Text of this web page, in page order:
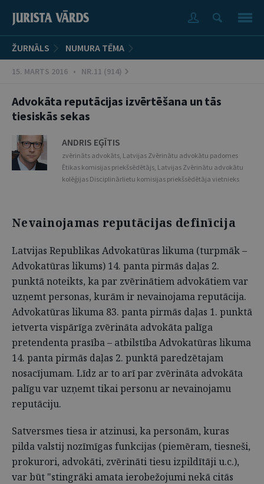
ŽURNĀLS NUMURA TĒMA
15. MARTS 2016 • NR.11 (914)
Advokāta reputācijas izvērtēšana un tās
tiesiskās sekas
ANDRIS EĢĪTIS
zvērināts advokāts, Latvijas Zvērinātu advokātu padomes
Ētikas komisijas priekšsēdētājs, Latvijas Zvērinātu advokātu
kolēģijas Disciplinārlietu komisijas priekšsēdētāja vietnieks
Nevainojamas reputācijas definīcija
Latvijas Republikas Advokatūras likuma (turpmāk –
Advokatūras likums) 14. panta pirmās daļas 2.
punktā noteikts, ka par zvērinātiem advokātiem var
uzņemt personas, kurām ir nevainojama reputācija.
Advokatūras likuma 83. panta pirmās daļas 1. punktā
ietverta vispārīga zvērināta advokāta palīga
pretendenta prasība – atbilstība Advokatūras likuma
14. panta pirmās daļas 2. punktā paredzētajam
nosacījumam. Līdz ar to arī par zvērināta advokāta
palīgu var uzņemt tikai personu ar nevainojamu
reputāciju.
Satversmes tiesa ir atzinusi, ka personām, kuras
pilda valstij nozīmīgas funkcijas (piemēram, tiesneši,
prokurori, advokāti, zvērināti tiesu izpildītāji u.c.),
var būt "stingrāki amata ierobežojumi nekā citās